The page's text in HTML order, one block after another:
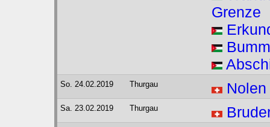
Grenze
So. 24.02.2019 Thurgau Nolen
Sa. 23.02.2019 Thurgau